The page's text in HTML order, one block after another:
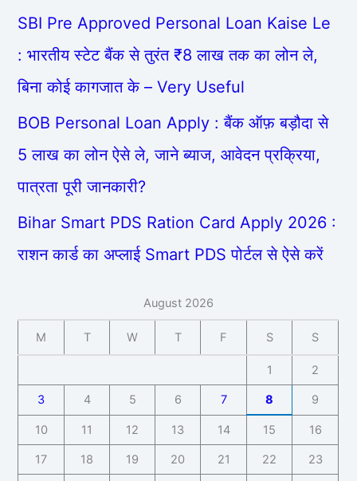
SBI Pre Approved Personal Loan Kaise Le
: भारतीय स्टेट बैंक से तुरंत ₹8 लाख तक का लोन ले,
बिना कोई कागजात के – Very Useful
BOB Personal Loan Apply : बैंक ऑफ़ बड़ौदा से
5 लाख का लोन ऐसे ले, जाने ब्याज, आवेदन प्रक्रिया,
पात्रता पूरी जानकारी?
Bihar Smart PDS Ration Card Apply 2026 :
राशन कार्ड का अप्लाई Smart PDS पोर्टल से ऐसे करें
August 2026
M T W T F S S
1 2
3 4 5 6 7 8 9
10 11 12 13 14 15 16
17 18 19 20 21 22 23